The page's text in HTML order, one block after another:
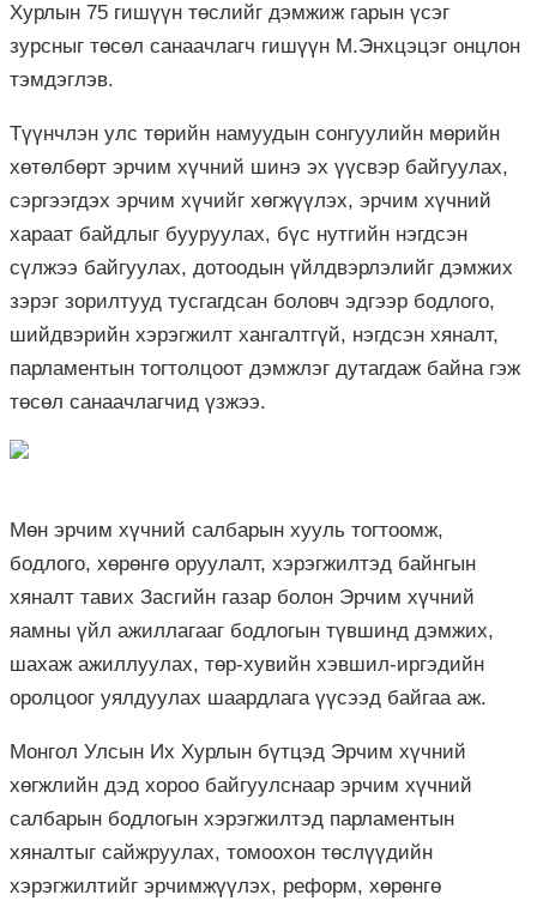
Хурлын 75 гишүүн төслийг дэмжиж гарын үсэг
зурсныг төсөл санаачлагч гишүүн М.Энхцэцэг онцлон
тэмдэглэв.
Түүнчлэн улс төрийн намуудын сонгуулийн мөрийн
хөтөлбөрт эрчим хүчний шинэ эх үүсвэр байгуулах,
сэргээгдэх эрчим хүчийг хөгжүүлэх, эрчим хүчний
хараат байдлыг бууруулах, бүс нутгийн нэгдсэн
сүлжээ байгуулах, дотоодын үйлдвэрлэлийг дэмжих
зэрэг зорилтууд тусгагдсан боловч эдгээр бодлого,
шийдвэрийн хэрэгжилт хангалтгүй, нэгдсэн хяналт,
парламентын тогтолцоот дэмжлэг дутагдаж байна гэж
төсөл санаачлагчид үзжээ.
Мөн эрчим хүчний салбарын хууль тогтоомж,
бодлого, хөрөнгө оруулалт, хэрэгжилтэд байнгын
хяналт тавих Засгийн газар болон Эрчим хүчний
яамны үйл ажиллагааг бодлогын түвшинд дэмжих,
шахаж ажиллуулах, төр-хувийн хэвшил-иргэдийн
оролцоог уялдуулах шаардлага үүсээд байгаа аж.
Монгол Улсын Их Хурлын бүтцэд Эрчим хүчний
хөгжлийн дэд хороо байгуулснаар эрчим хүчний
салбарын бодлогын хэрэгжилтэд парламентын
хяналтыг сайжруулах, томоохон төслүүдийн
хэрэгжилтийг эрчимжүүлэх, реформ, хөрөнгө